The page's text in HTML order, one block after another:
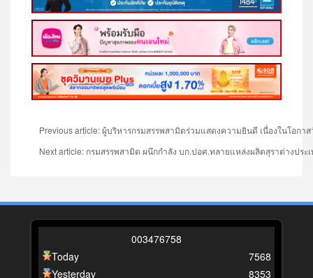
Previous article: ผู้บริหารกรมสรรพสามิตร่วมแสดงความยินดี เนื่องในโอก
Next article: กรมสรรพสามิต ผนึกกำลัง บก.ปอศ.ทลายแหล่งผลิตสุราต่างป
003476758
Today
Yesterday
7568
8353